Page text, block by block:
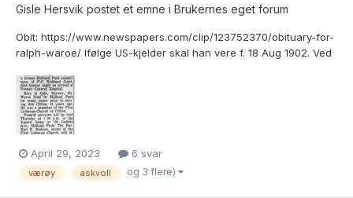
Gisle Hersvik postet et emne i Brukernes eget forum
Obit: https://www.newspapers.com/clip/123752370/obituary-for-
ralph-waroe/ Ifølge US-kjelder skal han vere f. 18 Aug 1902. Ved
Waroe. Person in US: Wilhelm C Westby Kven er foreldra hans?
Dåpsinn...
April 29, 2023 6 svar
værøy askvoll og 3 flere)